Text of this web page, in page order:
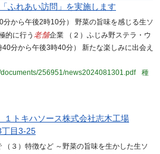
ふれあい訪問」を実施します
から午後2時10分） 野菜の旨味を感じる生ソ
的に行う 老舗企業 （２）ふじみ野ステラ・ウ
分から午後3時40分） 新たな楽しみに出会え
256951/news2024081301.pdf
種
１トキハソース株式会社志木工場
丁目3-25
３）特徴など ～野菜の旨味を生かした生ソ